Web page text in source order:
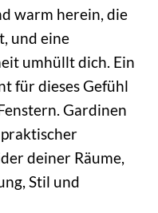
warm herein, die
und eine
umhüllt dich. Ein
für dieses Gefühl
Gardinen
deiner Räume,
Stil und